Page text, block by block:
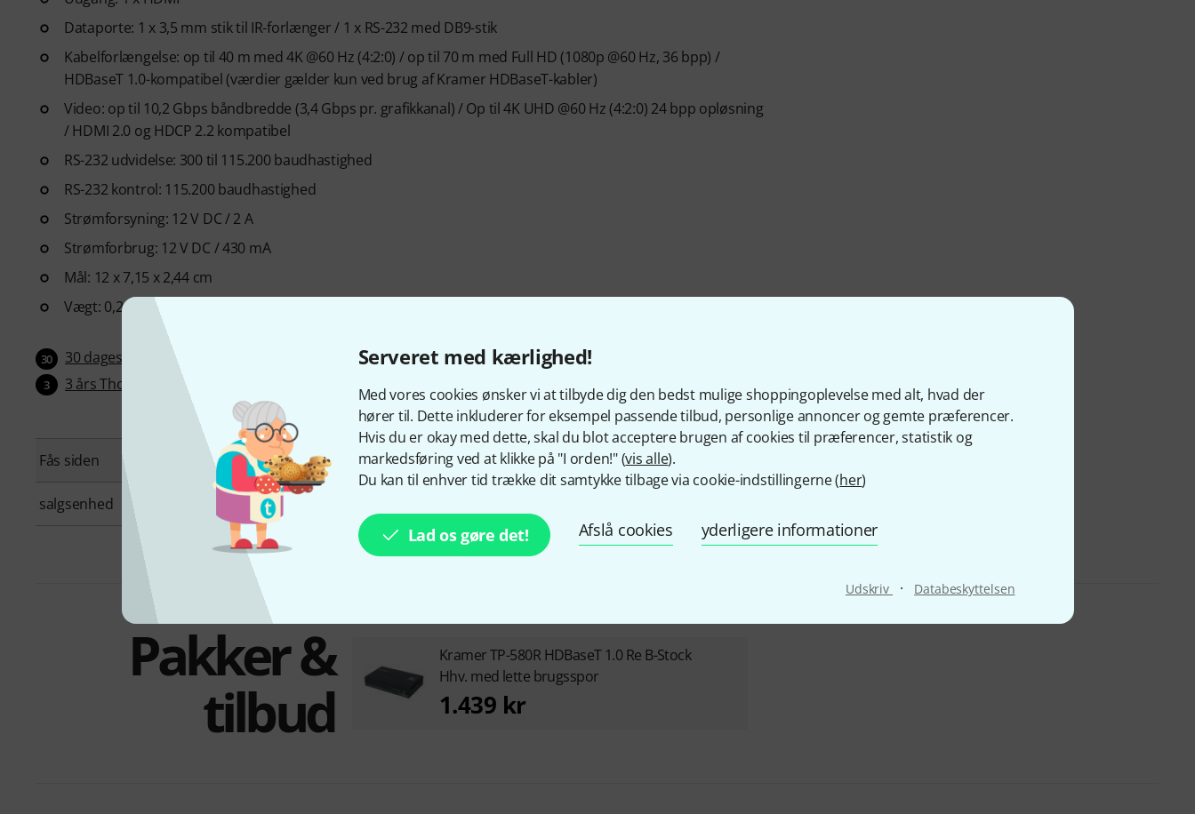
Serveret med kærlighed!
Med vores cookies ønsker vi at tilbyde dig den bedst mulige shoppingoplevelse med alt, hvad der
hører til. Dette inkluderer for eksempel passende tilbud, personlige annoncer og gemte præferencer.
Hvis du er okay med dette, skal du blot acceptere brugen af cookies til præferencer, statistik og
markedsføring ved at klikke på "I orden!" (vis alle).
Du kan til enhver tid trække dit samtykke tilbage via cookie-indstillingerne (her)
Lad os gøre det! Afslå cookies yderligere informationer
Udskriv · Databeskyttelsen
Dataporte: 1 x 3,5 mm stik til IR-forlænger / 1 x RS-232 med DB9-stik
Kabelforlængelse: op til 40 m med 4K @60 Hz (4:2:0) / op til 70 m med Full HD (1080p @60 Hz, 36 bpp) /
HDBaseT 1.0-kompatibel (værdier gælder kun ved brug af Kramer HDBaseT-kabler)
Video: op til 10,2 Gbps båndbredde (3,4 Gbps pr. grafikkanal) / Op til 4K UHD @60 Hz (4:2:0) 24 bpp opløsning
/ HDMI 2.0 og HDCP 2.2 kompatibel
RS-232 udvidelse: 300 til 115.200 baudhastighed
RS-232 kontrol: 115.200 baudhastighed
Strømforsyning: 12 V DC / 2 A
Strømforbrug: 12 V DC / 430 mA
Mål: 12 x 7,15 x 2,44 cm
Vægt: 0,2 kg
30 30 dages-Money Back garanti
3 3 års Thomann garanti
Fås siden Januar 2019 Artikelnummer
salgsenhed
Pakker &
tilbud
Kramer TP-580R HDBaseT 1.0 Re B-Stock
Hhv. med lette brugsspor
1.439 kr